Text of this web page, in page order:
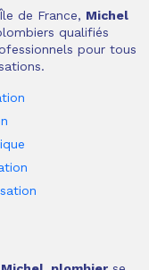
de France, Michel
qualifiés
pour tous